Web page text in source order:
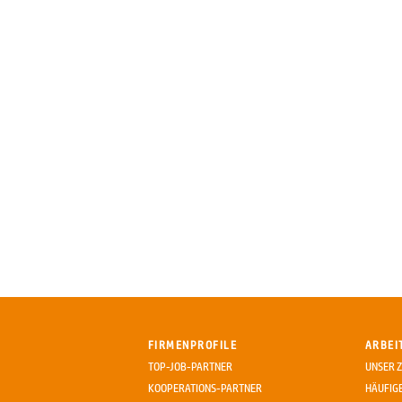
FIRMENPROFILE
TOP-JOB-PARTNER
KOOPERATIONS-PARTNER
UNSER